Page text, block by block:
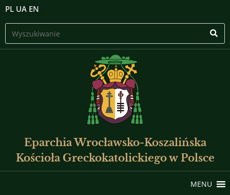
PL UA EN
Eparchia Wrocławsko-Koszalińska
Kościoła Greckokatolickiego w Polsce
MENU